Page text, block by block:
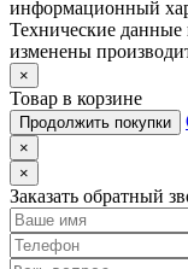
информационный
Технические данные
изменены
×
Товар в корзине
Продолжить покупки
×
×
Заказать обратный